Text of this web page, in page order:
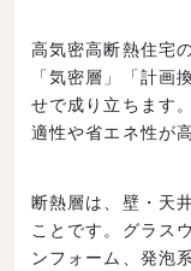
高気密高断熱住宅
「気密層」「計画
せで成り立ちます
適性や省エネ性が
断熱層は、壁・天
ことです。グラス
ンフォーム、発泡